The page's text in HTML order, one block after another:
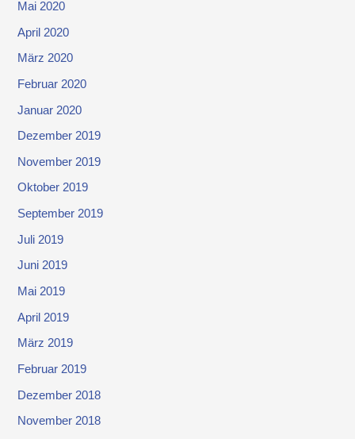
Mai 2020
April 2020
März 2020
Februar 2020
Januar 2020
Dezember 2019
November 2019
Oktober 2019
September 2019
Juli 2019
Juni 2019
Mai 2019
April 2019
März 2019
Februar 2019
Dezember 2018
November 2018